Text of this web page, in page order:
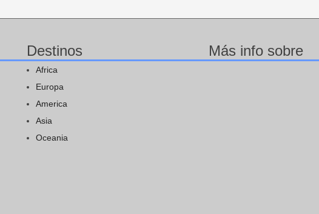
Destinos
Africa
Europa
America
Asia
Oceania
Más info sobre